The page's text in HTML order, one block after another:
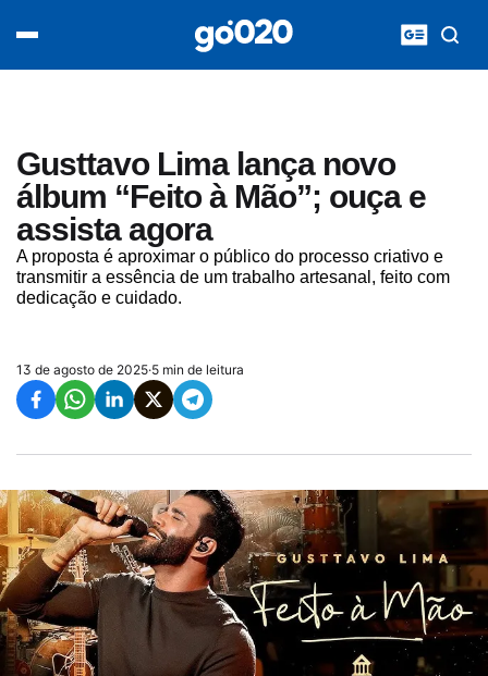
Gusttavo Lima lança novo
álbum “Feito à Mão”; ouça e
assista agora
A proposta é aproximar o público do processo criativo e
transmitir a essência de um trabalho artesanal, feito com
dedicação e cuidado.
13 de agosto de 2025·5 min de leitura
acontece agora
entretenimento
vídeos
pod020